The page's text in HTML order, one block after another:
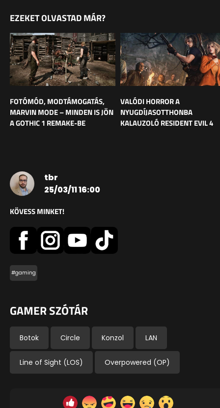
EZEKET OLVASTAD MÁR?
FOTÓMÓD, MODTÁMOGATÁS,
MARVIN MODE – MINDEN IS JÖN
A GOTHIC 1 REMAKE-BE
VALÓDI HORROR A
NYUGDÍJASOTTHONBA
KALAUZOLÓ RESIDENT EVIL 4
tbr
25/03/11 16:00
KÖVESS MINKET!
#gaming
GAMER SZÓTÁR
Botok Circle Konzol LAN
Line of Sight (LOS) Overpowered (OP)